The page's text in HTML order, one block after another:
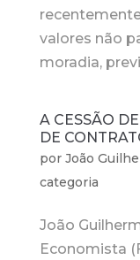
valores não
moradia,
A CESSÃO
DE
por João
categoria
João
Economista